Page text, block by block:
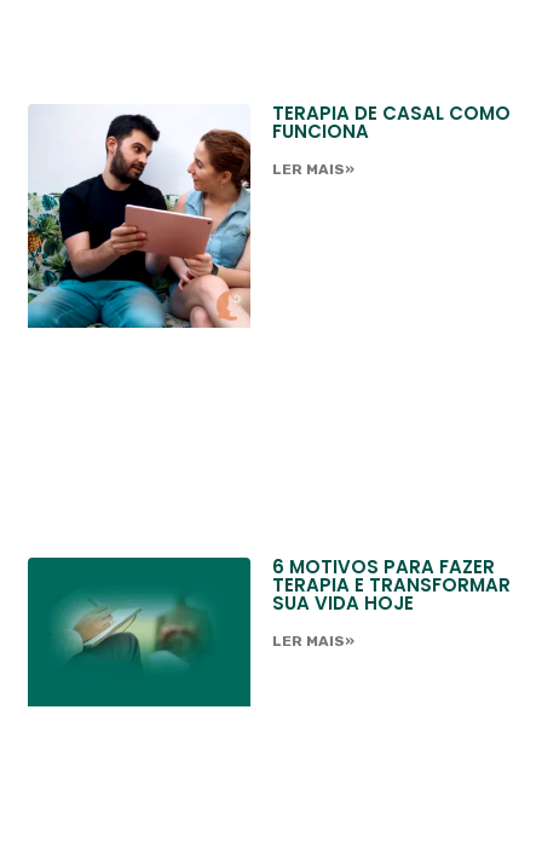
TERAPIA DE CASAL COMO
FUNCIONA
LER MAIS»
6 MOTIVOS PARA FAZER
TERAPIA E TRANSFORMAR
SUA VIDA HOJE
LER MAIS»